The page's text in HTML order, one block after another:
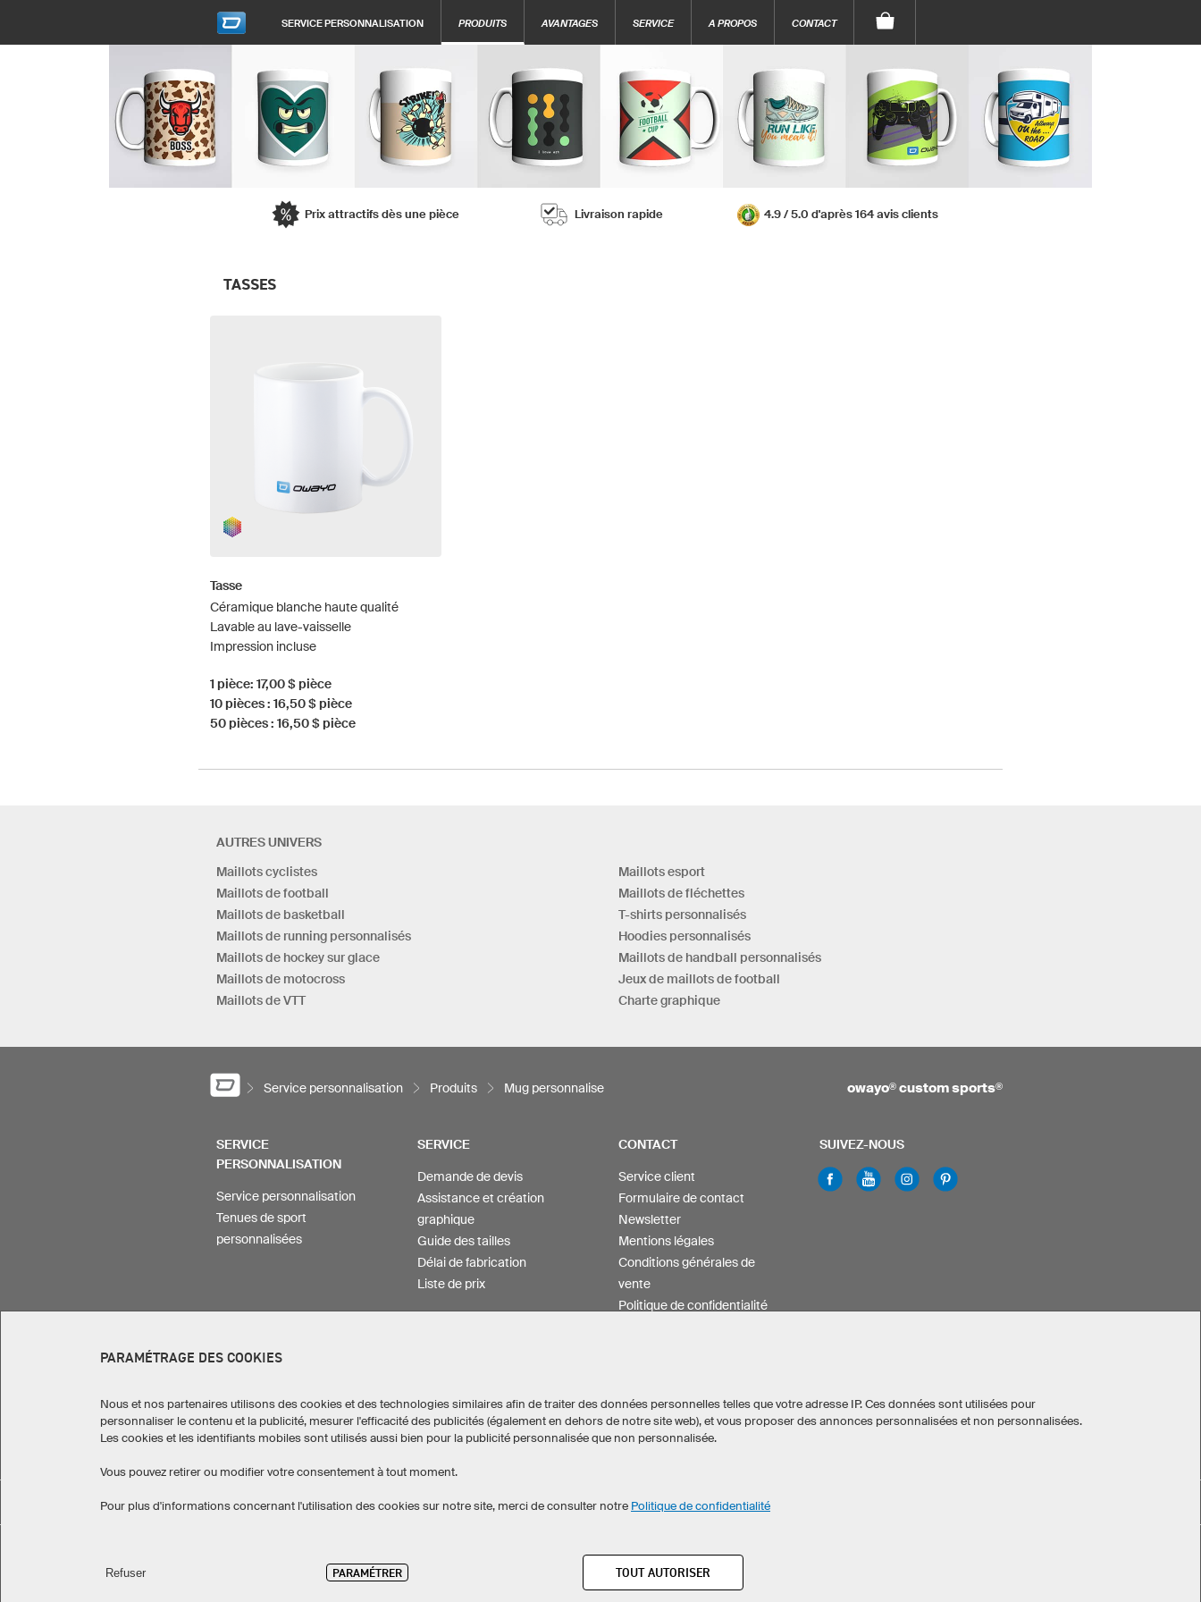
SERVICE PERSONNALISATION PRODUITS AVANTAGES SERVICE A PROPOS CONTACT
Prix attractifs dès une pièce Livraison rapide 4.9 / 5.0 d'après 164 avis clients
TASSES
Tasse
Céramique blanche haute qualité
Lavable au lave-vaisselle
Impression incluse
1 pièce: 17,00 $ pièce
10 pièces : 16,50 $ pièce
50 pièces : 16,50 $ pièce
AUTRES UNIVERS
Maillots cyclistes
Maillots de football
Maillots de basketball
Maillots de running personnalisés
Maillots de hockey sur glace
Maillots de motocross
Maillots de VTT
Maillots esport
Maillots de fléchettes
T-shirts personnalisés
Hoodies personnalisés
Maillots de handball personnalisés
Jeux de maillots de football
Charte graphique
Service personnalisation Produits Mug personnalise owayo® custom sports®
SERVICE
PERSONNALISATION
Service personnalisation
Tenues de sport
personnalisées
SERVICE
Demande de devis
Assistance et création
graphique
Guide des tailles
Délai de fabrication
Liste de prix
CONTACT
Service client
Formulaire de contact
Newsletter
Mentions légales
Conditions générales de
vente
Politique de confidentialité
SUIVEZ-NOUS
Canada
Mug personnalise a obtenu une note moyenne de 4.9 sur 5 , calculée à partir de 164 avis clients
owayo. Tous droits réservés
PARAMÉTRAGE DES COOKIES
Nous et nos partenaires utilisons des cookies et des technologies similaires afin de traiter des données personnelles telles que votre adresse IP. Ces données sont utilisées pour
personnaliser le contenu et la publicité, mesurer l'efficacité des publicités (également en dehors de notre site web), et vous proposer des annonces personnalisées et non personnalisées.
Les cookies et les identifiants mobiles sont utilisés aussi bien pour la publicité personnalisée que non personnalisée.
Vous pouvez retirer ou modifier votre consentement à tout moment.
Pour plus d'informations concernant l'utilisation des cookies sur notre site, merci de consulter notre Politique de confidentialité
Refuser PARAMÉTRER TOUT AUTORISER